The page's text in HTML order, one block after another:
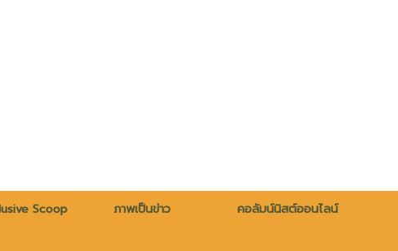
Scoop ภาพเป็นข่าว คอลัมน์นิสต์ออนไลน์